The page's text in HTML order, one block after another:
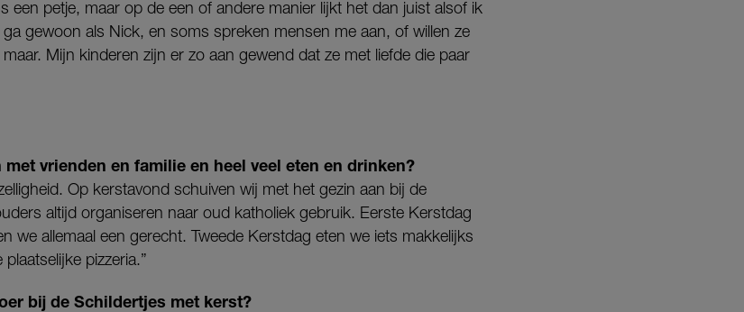
een petje, maar op de een of andere manier lijkt het dan juist alsof ik
gewoon als Nick, en soms spreken mensen me aan, of willen ze
Mijn kinderen zijn er zo aan gewend dat ze met liefde die paar
vrienden en familie en heel veel eten en drinken?
Op kerstavond schuiven wij met het gezin aan bij de
altijd organiseren naar oud katholiek gebruik. Eerste Kerstdag
we allemaal een gerecht. Tweede Kerstdag eten we iets makkelijks
pizzeria.”
bij de Schildertjes met kerst?